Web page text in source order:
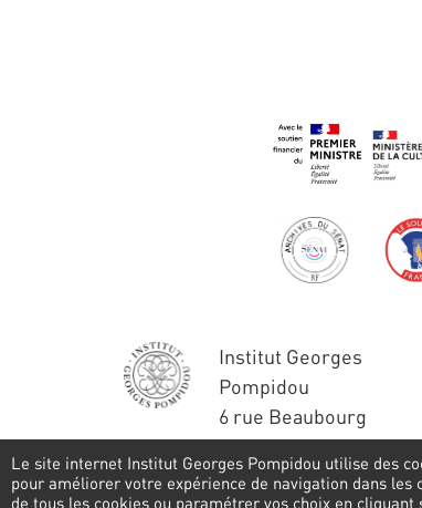
Institut Georges
Pompidou
6 rue Beaubourg
75004 Paris
Tél. : 01 44 78 41 22
Le site internet Institut Georges Pompidou utilise des
pour améliorer votre expérience de navigation dans
de tous les cookies ou paramétrer vos choix en